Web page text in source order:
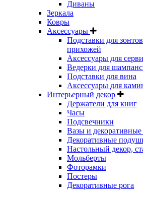
Диваны
Зеркала
Ковры
Аксессуары
Подставки для
прихожей
Аксессуары для
Ведерки для
Подставки для вина
Аксессуары для
Интерьерный декор
Держатели для книг
Часы
Подсвечники
Вазы и
Декоративные
Настольный декор,
Мольберты
Фоторамки
Постеры
Декоративные рога